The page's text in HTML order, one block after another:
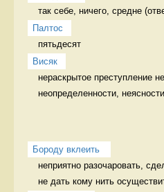
так себе, ничего, средне
Палтос
пятьдесят
Висяк
нераскрытое преступление
неопределенности, неясности
Бороду вклеить
неприятно разочаровать,
не дать кому нить